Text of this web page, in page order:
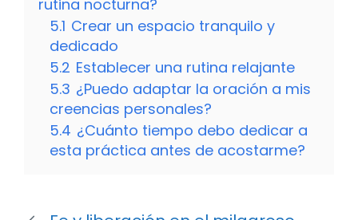
rutina nocturna?
5.1 Crear un espacio tranquilo y
dedicado
5.2 Establecer una rutina relajante
5.3 ¿Puedo adaptar la oración a mis
creencias personales?
5.4 ¿Cuánto tiempo debo dedicar a
esta práctica antes de acostarme?